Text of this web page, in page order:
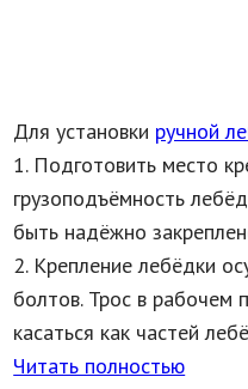
Для установки ручной
1. Подготовить место
грузоподъёмность
быть надёжно
2. Крепление лебёдки
болтов. Трос в рабочем
касаться как частей
Читать полностью